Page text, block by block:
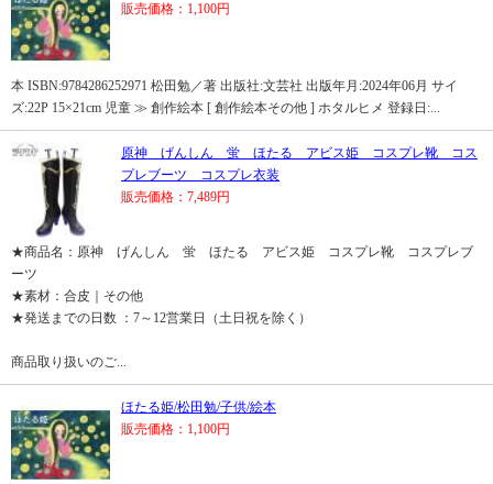
販売価格：1,100円
本 ISBN:9784286252971 松田勉／著 出版社:文芸社 出版年月:2024年06月 サイ
ズ:22P 15×21cm 児童 ≫ 創作絵本 [ 創作絵本その他 ] ホタルヒメ 登録日:...
原神 げんしん 蛍 ほたる アビス姫 コスプレ靴 コス
プレブーツ コスプレ衣装
販売価格：7,489円
★商品名：原神 げんしん 蛍 ほたる アビス姫 コスプレ靴 コスプレブ
ーツ
★素材：合皮｜その他
★発送までの日数 ：7～12営業日（土日祝を除く）
商品取り扱いのご...
ほたる姫/松田勉/子供/絵本
販売価格：1,100円